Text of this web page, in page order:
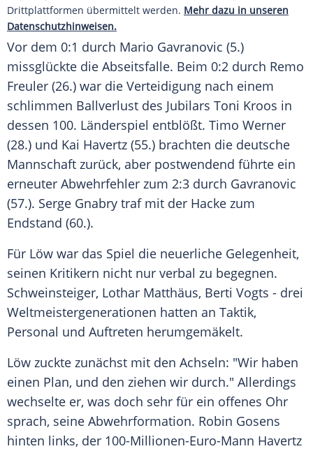
Drittplattformen übermittelt werden. Mehr dazu in unseren
Datenschutzhinweisen.
Vor dem 0:1 durch Mario Gavranovic (5.)
missglückte die Abseitsfalle. Beim 0:2 durch Remo
Freuler (26.) war die Verteidigung nach einem
schlimmen Ballverlust des Jubilars Toni Kroos in
dessen 100. Länderspiel entblößt. Timo Werner
(28.) und Kai Havertz (55.) brachten die deutsche
Mannschaft zurück, aber postwendend führte ein
erneuter Abwehrfehler zum 2:3 durch Gavranovic
(57.). Serge Gnabry traf mit der Hacke zum
Endstand (60.).
Für Löw war das Spiel die neuerliche Gelegenheit,
seinen Kritikern nicht nur verbal zu begegnen.
Schweinsteiger, Lothar Matthäus, Berti Vogts - drei
Weltmeistergenerationen hatten an Taktik,
Personal und Auftreten herumgemäkelt.
Löw zuckte zunächst mit den Achseln: "Wir haben
einen Plan, und den ziehen wir durch." Allerdings
wechselte er, was doch sehr für ein offenes Ohr
sprach, seine Abwehrformation. Robin Gosens
hinten links, der 100-Millionen-Euro-Mann Havertz